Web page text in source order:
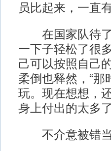
员比起来，一直
在国家队待了
一下子轻松了很
己可以按照自己
柔倒也释然，“
玩。现在想想，
身上付出的太多
不介意被错当